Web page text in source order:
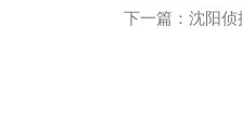
下一篇： 沈阳侦